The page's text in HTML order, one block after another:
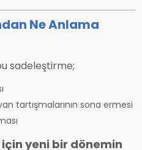
Ne Anlama
sadeleştirme;
tartışmalarının sona ermesi
yeni bir dönemin